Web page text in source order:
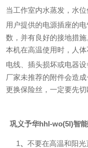
当工作室内水蒸发，水
用户提供的电源插座的
数，并有良好的接地措施
本机在高温使用时，人
电线、插头损坏或电器
厂家未推荐的附件会造成
更换保险丝，一定要先切
巩义予华hhl-wo(5l)智
1、 不要在高温和阳光